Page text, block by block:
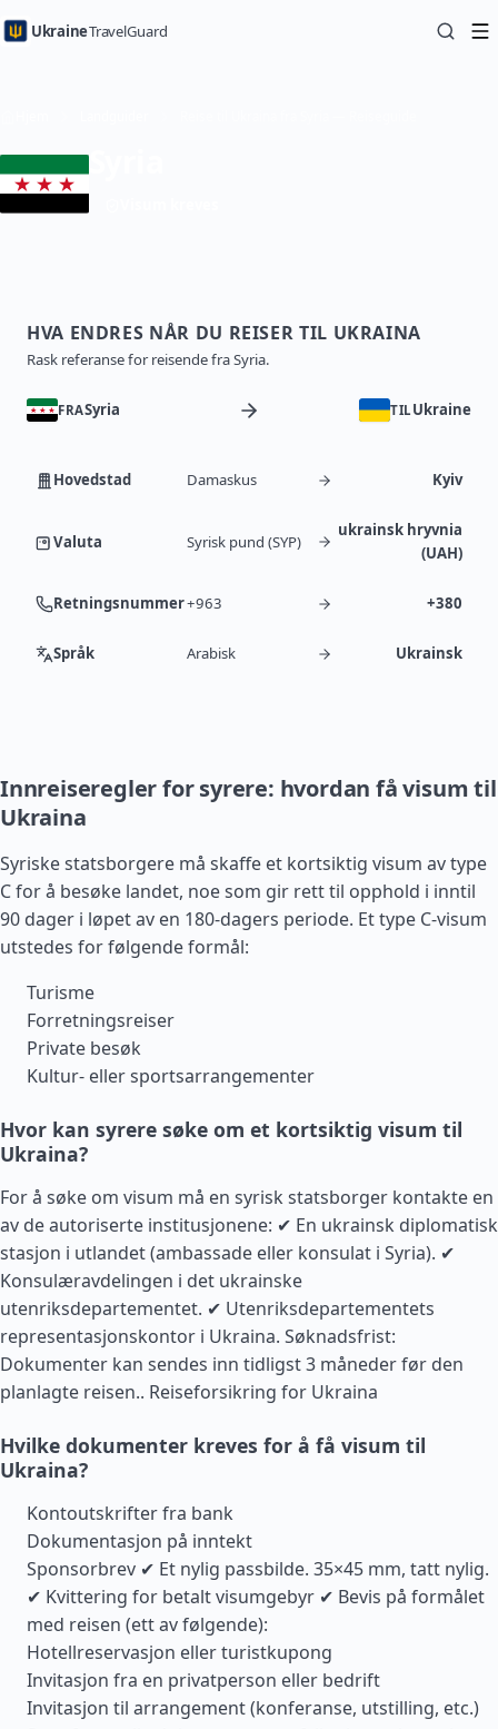
UkraineTravelGuard
HVA ENDRES NÅR DU REISER TIL UKRAINA
Rask referanse for reisende fra Syria.
FRASyria TIL Ukraine
Hovedstad Damaskus Kyiv
Valuta Syrisk pund (SYP)
ukrainsk hryvnia
(UAH)
Retningsnummer+963 +380
Språk Arabisk Ukrainsk
Innreiseregler for syrere: hvordan få visum til
Ukraina
Syriske statsborgere må skaffe et kortsiktig visum av type
C for å besøke landet, noe som gir rett til opphold i inntil
90 dager i løpet av en 180-dagers periode. Et type C-visum
utstedes for følgende formål:
Turisme
Forretningsreiser
Private besøk
Kultur- eller sportsarrangementer
Hvor kan syrere søke om et kortsiktig visum til
Ukraina?
For å søke om visum må en syrisk statsborger kontakte en
av de autoriserte institusjonene: ✔ En ukrainsk diplomatisk
stasjon i utlandet (ambassade eller konsulat i Syria). ✔
Konsulæravdelingen i det ukrainske
utenriksdepartementet. ✔ Utenriksdepartementets
representasjonskontor i Ukraina. Søknadsfrist:
Dokumenter kan sendes inn tidligst 3 måneder før den
planlagte reisen.. Reiseforsikring for Ukraina
Hvilke dokumenter kreves for å få visum til
Ukraina?
Kontoutskrifter fra bank
Dokumentasjon på inntekt
Sponsorbrev ✔ Et nylig passbilde. 35×45 mm, tatt nylig.
✔ Kvittering for betalt visumgebyr ✔ Bevis på formålet
med reisen (ett av følgende):
Hotellreservasjon eller turistkupong
Invitasjon fra en privatperson eller bedrift
Invitasjon til arrangement (konferanse, utstilling, etc.)